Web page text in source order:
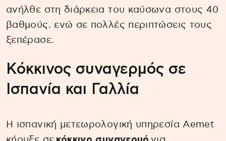
ανήλθε στη διάρκεια του καύσωνα στους 40
βαθμούς. ενώ σε πολλές περιπτώσεις τους
ξεπέρασε.
Κόκκινος συναγερμός σε
Ισπανία και Γαλλία
Η ισπανική μετεωρολογική υπηρεσία Aemet